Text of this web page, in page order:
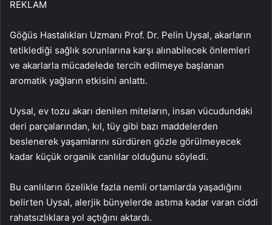
REKLAM
Göğüs Hastalıkları Uzmanı Prof. Dr. Pelin Uysal, akarların
tetiklediği sağlık sorunlarına karşı alınabilecek önlemleri
ve akarlarla mücadelede tercih edilmeye başlanan
aromatik yağların etkisini anlattı.
Uysal, ev tozu akarı denilen miteların, insan vücudundaki
deri parçalarından, kıl, tüy gibi bazı maddelerden
beslenerek yaşamlarını sürdüren gözle görülmeyecek
kadar küçük organik canlılar olduğunu söyledi.
Bu canlıların özelikle fazla nemli ortamlarda yaşadığını
belirten Uysal, alerjik bünyelerde astıma kadar varan ciddi
rahatsızlıklara yol açtığını aktardı.